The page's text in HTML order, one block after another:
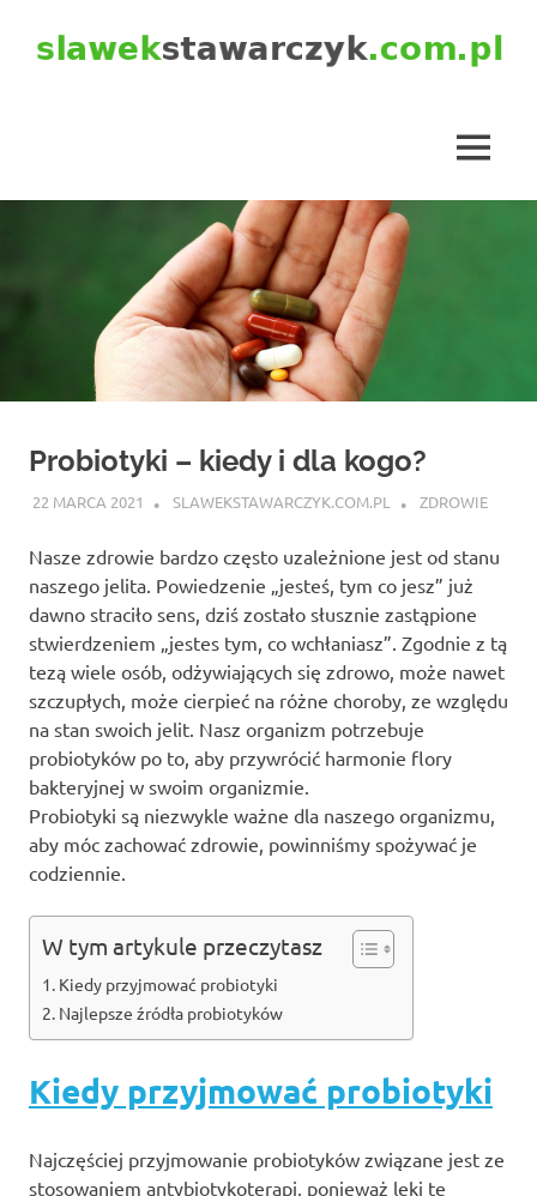
MENU
Probiotyki – kiedy i dla kogo?
22 MARCA 2021 SLAWEKSTAWARCZYK.COM.PL ZDROWIE
Nasze zdrowie bardzo często uzależnione jest od stanu
naszego jelita. Powiedzenie „jesteś, tym co jesz” już
dawno straciło sens, dziś zostało słusznie zastąpione
stwierdzeniem „jestes tym, co wchłaniasz”. Zgodnie z tą
tezą wiele osób, odżywiających się zdrowo, może nawet
szczupłych, może cierpieć na różne choroby, ze względu
na stan swoich jelit. Nasz organizm potrzebuje
probiotyków po to, aby przywrócić harmonie flory
bakteryjnej w swoim organizmie.
Probiotyki są niezwykle ważne dla naszego organizmu,
aby móc zachować zdrowie, powinniśmy spożywać je
codziennie.
W tym artykule przeczytasz
Kiedy przyjmować probiotyki
Najlepsze źródła probiotyków
Kiedy przyjmować probiotyki
Najczęściej przyjmowanie probiotyków związane jest ze
stosowaniem antybiotykoterapi, ponieważ leki te